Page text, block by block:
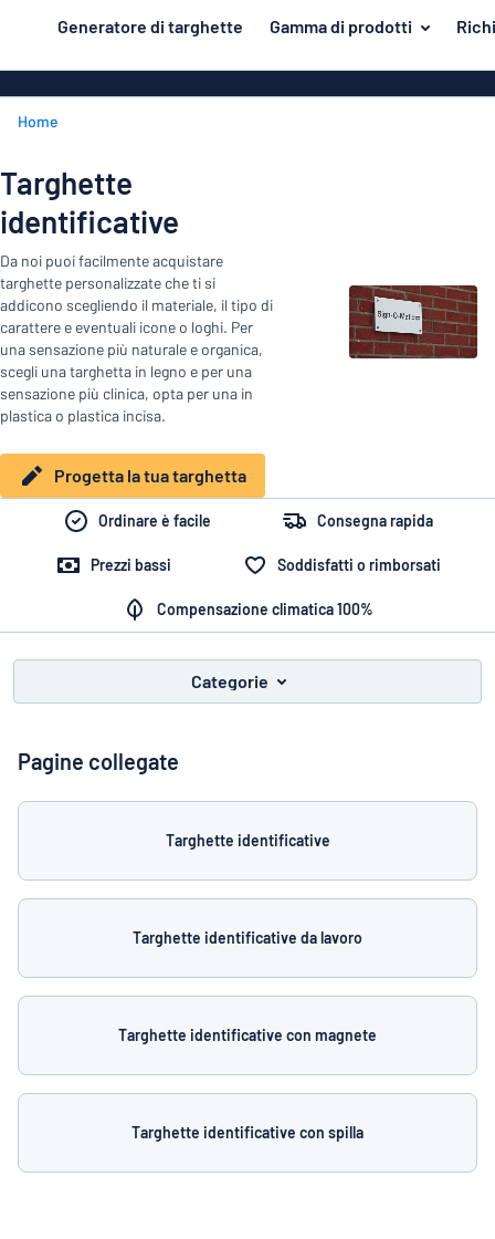
principale
Generatore di targhette Gamma di prodotti
Porta e cassetta postale
Per la casa
Traffico e veicoli
Targhette identificative
Adesivi
Targhette per animali
Targhette per bambini
Targhe in
Targhe in
quello che stai cercando?
Più
popolari
Materiale
Porta
e
cassetta
postale
Per
la
casa
Traffico
e
identificative
Visualizza tutte le categorie
al
della targhetta
Home
Targhette
identificative
Da noi puoi facilmente acquistare
targhette personalizzate che ti si
addicono scegliendo il materiale, il tipo di
carattere e eventuali icone o loghi. Per
una sensazione più naturale e organica,
scegli una targhetta in legno e per una
sensazione più clinica, opta per una in
plastica o plastica incisa.
Progetta la tua targhetta
Ordinare è facile Consegna rapida
Prezzi bassi Soddisfatti o rimborsati
Compensazione climatica 100%
Categorie
Pagine collegate
Targhette identificative
Targhette identificative da lavoro
Targhette identificative con magnete
Targhette identificative con spilla